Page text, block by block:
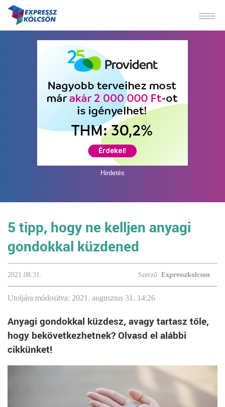
Hirdetés
5 tipp, hogy ne kelljen anyagi
gondokkal küzdened
2021.08.31. Szerző: Expresszkolcson
Utoljára módosítva: 2021. augusztus 31. 14:26
Anyagi gondokkal küzdesz, avagy tartasz tőle,
hogy bekövetkezhetnek? Olvasd el alábbi
cikkünket!